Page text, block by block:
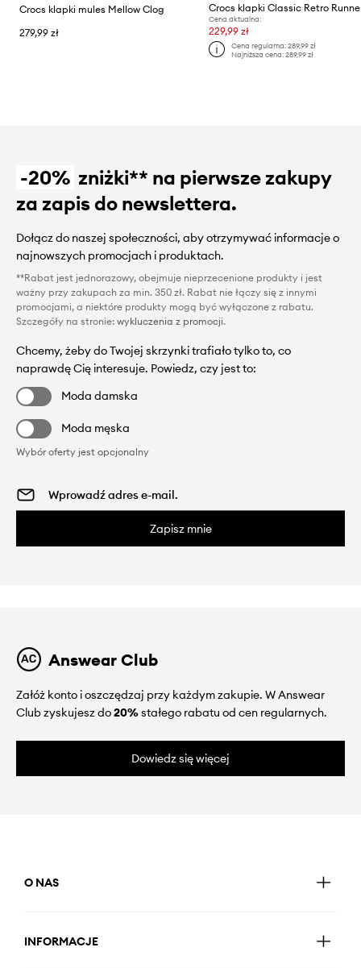
Crocs klapki mules Mellow Clog
279,99 zł
Crocs klapki Classic Retro
Cena aktualna:
229,99 zł
Cena regularna: 289,99 zł
Najniższa cena: 289,99 zł
-20% zniżki** na pierwsze zakupy
za zapis do newslettera.
Dołącz do naszej społeczności, aby otrzymywać informacje o
najnowszych promocjach i produktach.
**Rabat jest jednorazowy, obejmuje nieprzecenione produkty i jest
ważny przy zakupach za min. 350 zł. Rabat nie łączy się z innymi
promocjami, a niektóre produkty mogą być wyłączone z rabatu.
Szczegóły na stronie: wykluczenia z promocji.
Chcemy, żeby do Twojej skrzynki trafiało tylko to, co
naprawdę Cię interesuje. Powiedz, czy jest to:
Moda damska
Moda męska
Wybór oferty jest opcjonalny
Zapisz mnie
Answear Club
Załóż konto i oszczędzaj przy każdym zakupie. W Answear
Club zyskujesz do20%stałego rabatu od cen regularnych.
Dowiedz się więcej
O NAS
INFORMACJE